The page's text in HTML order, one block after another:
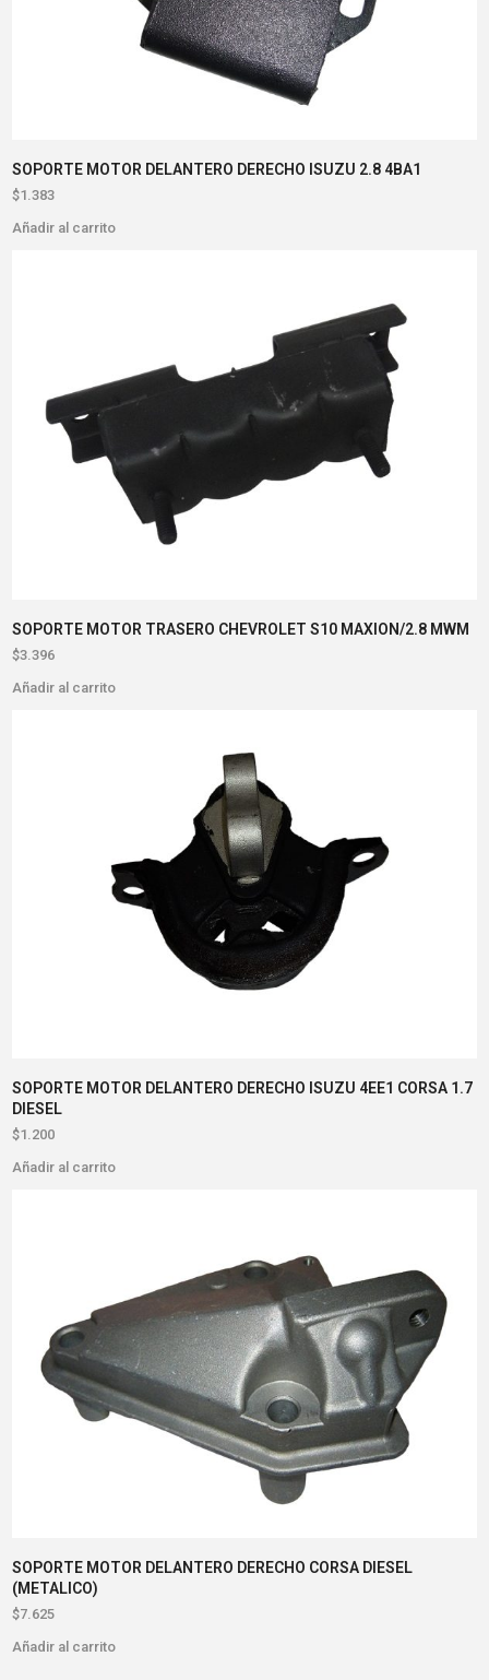
SOPORTE MOTOR DELANTERO DERECHO ISUZU 2.8 4BA1
$1.383
Añadir al carrito
SOPORTE MOTOR TRASERO CHEVROLET S10 MAXION/2.8 MWM
$3.396
Añadir al carrito
SOPORTE MOTOR DELANTERO DERECHO ISUZU 4EE1 CORSA 1.7
DIESEL
$1.200
Añadir al carrito
SOPORTE MOTOR DELANTERO DERECHO CORSA DIESEL
(METALICO)
$7.625
Añadir al carrito